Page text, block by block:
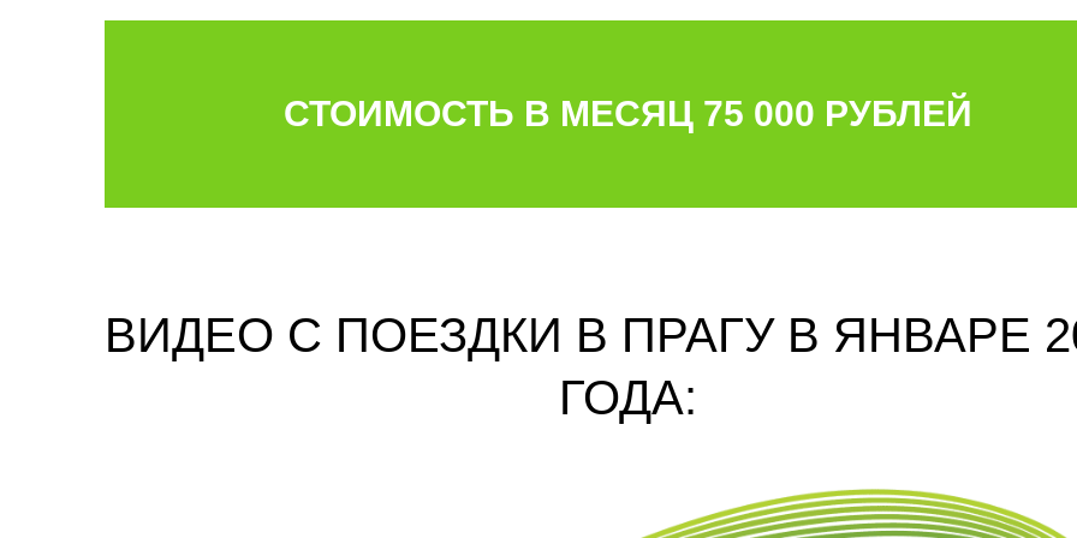
СТОИМОСТЬ В МЕСЯЦ 75 000 РУБЛЕЙ
ВИДЕО С ПОЕЗДКИ В ПРАГУ В ЯНВАРЕ
ГОДА: